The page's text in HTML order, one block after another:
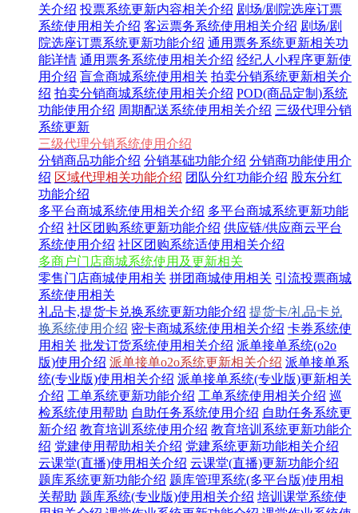
关介绍 投票系统更新内容相关介绍 剧场/剧院选座订票
系统使用相关介绍 客运票务系统使用相关介绍 剧场/剧
院选座订票系统更新功能介绍 通用票务系统更新相关功
能详情 通用票务系统使用相关介绍 经纪人小程序更新使
用介绍 盲盒商城系统使用相关 拍卖分销系统更新相关介
绍 拍卖分销商城系统使用相关介绍 POD(商品定制)系统
功能使用介绍 周期配送系统使用相关介绍 三级代理分销
系统更新
三级代理分销系统使用介绍
分销商品功能介绍 分销基础功能介绍 分销商功能使用介
绍 区域代理相关功能介绍 团队分红功能介绍 股东分红
功能介绍
多平台商城系统使用相关介绍 多平台商城系统更新功能
介绍 社区团购系统更新功能介绍 供应链/供应商云平台
系统使用介绍 社区团购系统适使用相关介绍
多商户门店商城系统使用及更新相关
零售门店商城使用相关 拼团商城使用相关 引流投票商城
系统使用相关
礼品卡,提货卡兑换系统更新功能介绍 提货卡/礼品卡兑
换系统使用介绍 密卡商城系统使用相关介绍 卡券系统使
用相关 批发订货系统使用相关介绍 派单接单系统(o2o
版)使用介绍 派单接单o2o系统更新相关介绍 派单接单系
统(专业版)使用相关介绍 派单接单系统(专业版)更新相关
介绍 工单系统更新功能介绍 工单系统使用相关介绍 巡
检系统使用帮助 自助任务系统使用介绍 自助任务系统更
新介绍 教育培训系统使用介绍 教育培训系统更新功能介
绍 党建使用帮助相关介绍 党建系统更新功能相关介绍
云课堂(直播)使用相关介绍 云课堂(直播)更新功能介绍
题库系统更新功能介绍 题库管理系统(多平台版)使用相
关帮助 题库系统(专业版)使用相关介绍 培训课堂系统使